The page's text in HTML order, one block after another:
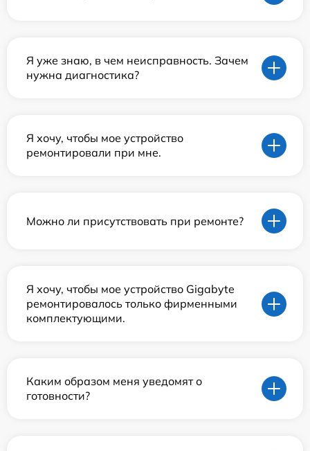
Я уже знаю, в чем неисправность. Зачем
нужна диагностика?
Я хочу, чтобы мое устройство
ремонтировали при мне.
Можно ли присутствовать при ремонте?
Я хочу, чтобы мое устройство Gigabyte
ремонтировалось только фирменными
комплектующими.
Каким образом меня уведомят о
готовности?